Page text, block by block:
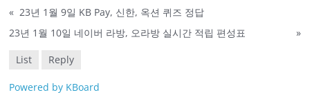
« 23년 1월 9일 KB Pay, 신한, 옥션 퀴즈 정답
23년 1월 10일 네이버 라방, 오라방 실시간 적립 편성표
»
List Reply
Powered by KBoard